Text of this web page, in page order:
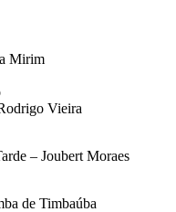
Mirim
Vieira
– Joubert Moraes
de Timbaúba